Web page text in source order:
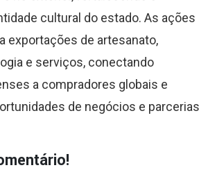
cultural do estado. As ações
exportações de artesanato,
e serviços, conectando
a compradores globais e
de negócios e parcerias